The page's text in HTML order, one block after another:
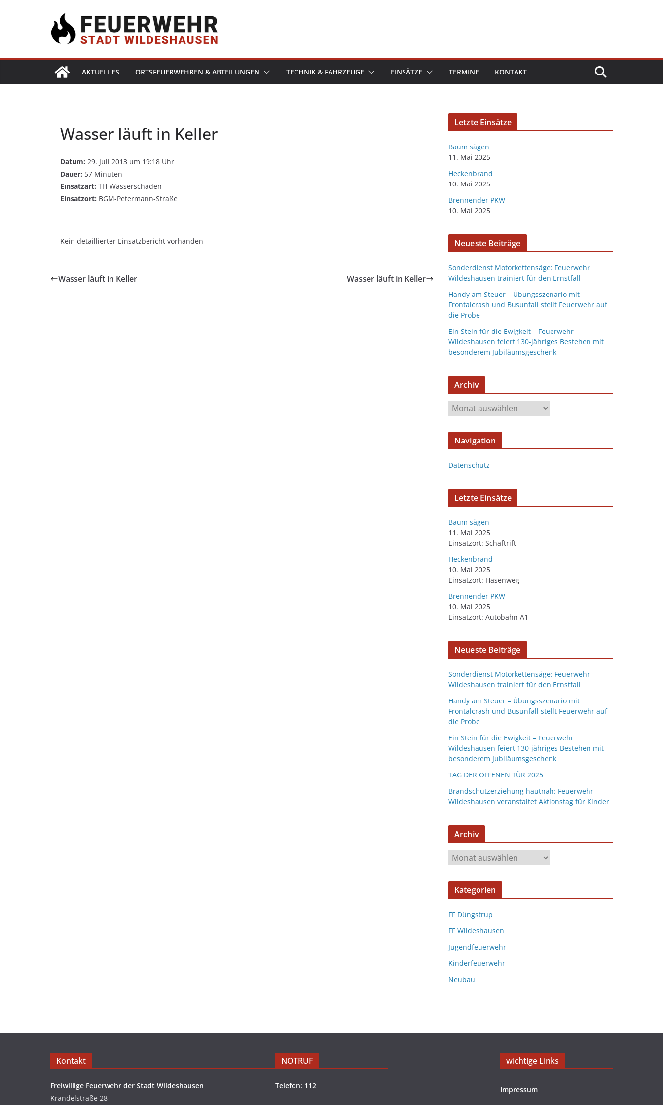
AKTUELLES ORTSFEUERWEHREN & ABTEILUNGEN TECHNIK & FAHRZEUGE EINSÄTZE TERMINE KONTAKT
Wasser läuft in Keller
Datum: 29. Juli 2013 um 19:18 Uhr
Dauer: 57 Minuten
Einsatzart: TH-Wasserschaden
Einsatzort: BGM-Petermann-Straße
Kein detaillierter Einsatzbericht vorhanden
Wasser läuft in Keller Wasser läuft in Keller
Letzte Einsätze
Baum sägen
11. Mai 2025
Heckenbrand
10. Mai 2025
Brennender PKW
10. Mai 2025
Neueste Beiträge
Sonderdienst Motorkettensäge: Feuerwehr
Wildeshausen trainiert für den Ernstfall
Handy am Steuer – Übungsszenario mit
Frontalcrash und Busunfall stellt Feuerwehr auf
die Probe
Ein Stein für die Ewigkeit – Feuerwehr
Wildeshausen feiert 130-jähriges Bestehen mit
besonderem Jubiläumsgeschenk
Archiv
Navigation
Datenschutz
Letzte Einsätze
Baum sägen
11. Mai 2025
Einsatzort: Schaftrift
Heckenbrand
10. Mai 2025
Einsatzort: Hasenweg
Brennender PKW
10. Mai 2025
Einsatzort: Autobahn A1
Neueste Beiträge
Sonderdienst Motorkettensäge: Feuerwehr
Wildeshausen trainiert für den Ernstfall
Handy am Steuer – Übungsszenario mit
Frontalcrash und Busunfall stellt Feuerwehr auf
die Probe
Ein Stein für die Ewigkeit – Feuerwehr
Wildeshausen feiert 130-jähriges Bestehen mit
besonderem Jubiläumsgeschenk
TAG DER OFFENEN TÜR 2025
Brandschutzerziehung hautnah: Feuerwehr
Wildeshausen veranstaltet Aktionstag für Kinder
Archiv
Kategorien
FF Düngstrup
FF Wildeshausen
Jugendfeuerwehr
Kinderfeuerwehr
Neubau
Kontakt
Freiwillige Feuerwehr der Stadt Wildeshausen
Krandelstraße 28
NOTRUF
Telefon: 112
wichtige Links
Impressum